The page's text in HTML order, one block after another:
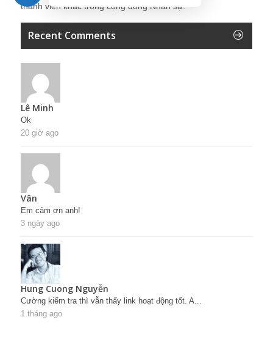
thành viên khác trong cộng đồng Nhân sự.
Recent Comments
Lê Minh
Ok
20 giờ ago
Vân
Em cảm ơn anh!
3 ngày ago
Hung Cuong Nguyễn
Cường kiểm tra thì vẫn thấy link hoạt động tốt. A...
1 tháng ago